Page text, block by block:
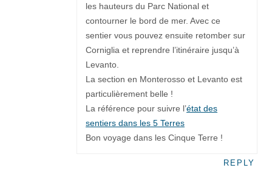
les hauteurs du Parc National et
contourner le bord de mer. Avec ce
sentier vous pouvez ensuite retomber sur
Corniglia et reprendre l’itinéraire jusqu’à
Levanto.
La section en Monterosso et Levanto est
particulièrement belle !
La référence pour suivre l’état des
sentiers dans les 5 Terres
Bon voyage dans les Cinque Terre !
REPLY